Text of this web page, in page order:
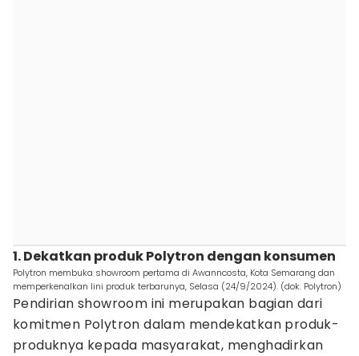
1. Dekatkan produk Polytron dengan konsumen
Polytron membuka showroom pertama di Awanncosta, Kota Semarang dan
memperkenalkan lini produk terbarunya, Selasa (24/9/2024). (dok. Polytron)
Pendirian showroom ini merupakan bagian dari
komitmen Polytron dalam mendekatkan produk-
produknya kepada masyarakat, menghadirkan